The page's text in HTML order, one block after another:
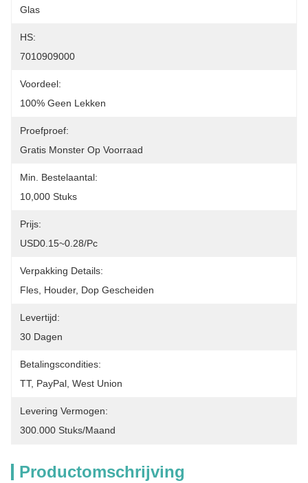
Glas
HS:
7010909000
Voordeel:
100% Geen Lekken
Proefproef:
Gratis Monster Op Voorraad
Min. Bestelaantal:
10,000 Stuks
Prijs:
USD0.15~0.28/pc
Verpakking Details:
Fles, Houder, Dop Gescheiden
Levertijd:
30 Dagen
Betalingscondities:
TT, PayPal, West Union
Levering Vermogen:
300.000 Stuks/maand
Productomschrijving